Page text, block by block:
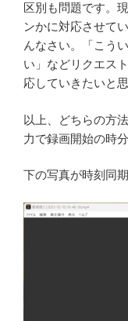
区別も問題です。
ンかに対応させて
んなさい。「こう
い」などリクエス
応していきたいと思
以上、どちらの方
力で録画開始の時
下の写真が時刻同